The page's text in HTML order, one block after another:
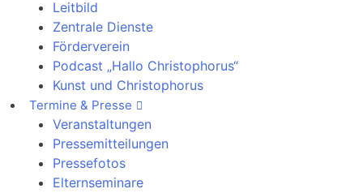
Leitbild
Zentrale Dienste
Förderverein
Podcast „Hallo Christophorus“
Kunst und Christophorus
Termine & Presse
Veranstaltungen
Pressemitteilungen
Pressefotos
Elternseminare